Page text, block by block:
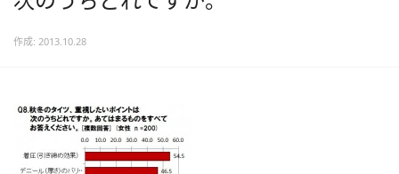
作成: 2013.10.28